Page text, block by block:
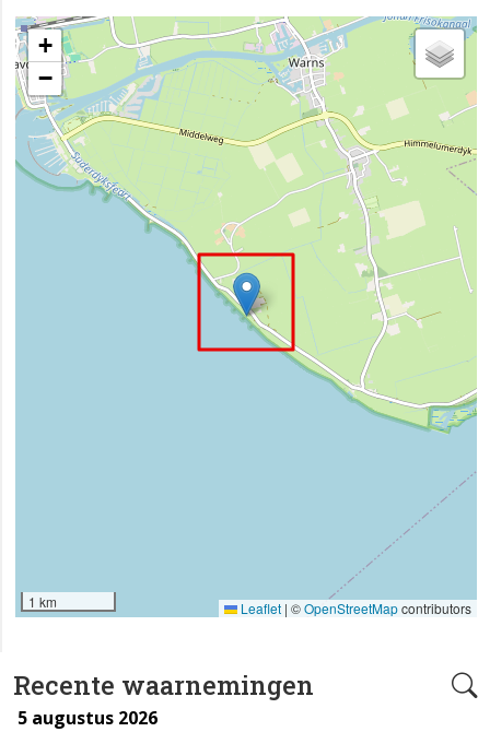
Recente waarnemingen
5 augustus 2026
+
−
1 km Leaflet | ©OpenStreetMapcontributors